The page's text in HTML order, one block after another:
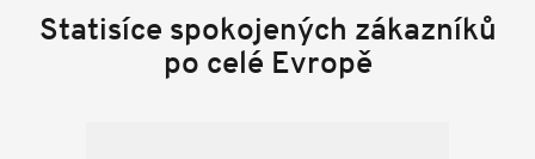
Statisíce spokojených zákazníků
po celé Evropě